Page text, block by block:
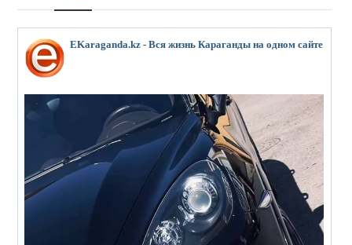
EKaraganda.kz - Вся жизнь Караганды на одном сайте